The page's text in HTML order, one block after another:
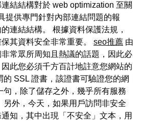
結結構對於 web optimization 至關
提供專門針對內部連結問題的報
連結結構。 根據資料保護法規，
其資料安全非常重要。 seo推薦 由
常眾所周知且熱議的話題，因此必
此您必須千方百計地註意您網站的
SSL 證書，該證書可驗證您的網
句，除了儲存之外，幾乎所有服務
另外，今天，如果用戶訪問非安全
知，其中出現「不安全」文本，用